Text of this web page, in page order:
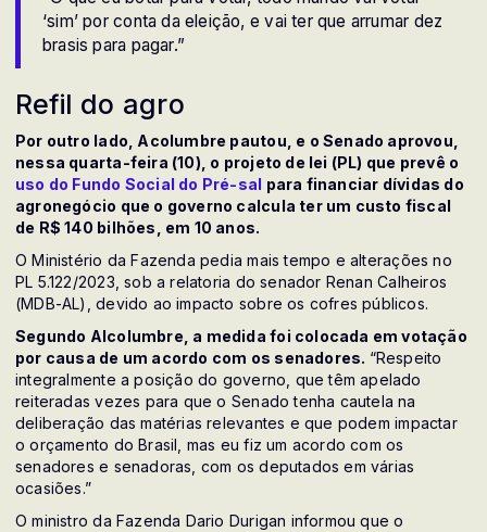
‘sim’ por conta da eleição, e vai ter que arrumar dez
brasis para pagar.”
Refil do agro
Por outro lado, Acolumbre pautou, e o Senado aprovou,
nessa quarta-feira (10), o projeto de lei (PL) que prevê o
uso do Fundo Social do Pré-sal para financiar dívidas do
agronegócio que o governo calcula ter um custo fiscal
de R$ 140 bilhões, em 10 anos.
O Ministério da Fazenda pedia mais tempo e alterações no
PL 5.122/2023, sob a relatoria do senador Renan Calheiros
(MDB-AL), devido ao impacto sobre os cofres públicos.
Segundo Alcolumbre, a medida foi colocada em votação
por causa de um acordo com os senadores. “Respeito
integralmente a posição do governo, que têm apelado
reiteradas vezes para que o Senado tenha cautela na
deliberação das matérias relevantes e que podem impactar
o orçamento do Brasil, mas eu fiz um acordo com os
senadores e senadoras, com os deputados em várias
ocasiões.”
O ministro da Fazenda Dario Durigan informou que o